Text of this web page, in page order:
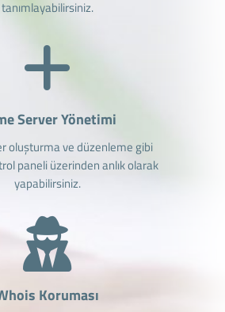
tanımlayabilirsiniz.
Server Yönetimi
oluşturma ve düzenleme gibi
paneli üzerinden anlık olarak
yapabilirsiniz.
Koruması